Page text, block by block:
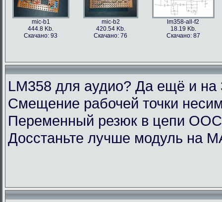
mic-b1
444.8 Kb.
Скачано: 93
mic-b2
420.54 Kb.
Скачано: 76
lm358-all-f2
18.19 Kb.
Скачано: 87
LM358 для аудио? Да ещё и на
Смещение рабочей точки
Переменный резюк в цепи
Досстаньте лучше модуль на